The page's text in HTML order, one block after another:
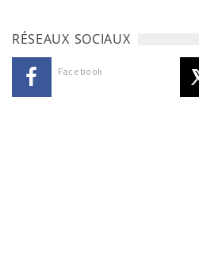
RÉSEAUX SOCIAUX
Facebook